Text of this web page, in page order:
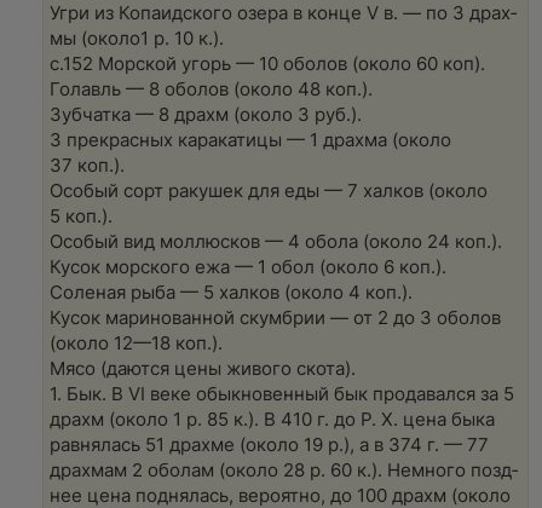
Угри из Копа­ид­ско­го озе­ра в кон­це V в. — по 3 драх­
мы (око­ло1 р. 10 к.).
с.152 Мор­ской угорь — 10 обо­лов (око­ло 60 коп).
Голавль — 8 обо­лов (око­ло 48 коп.).
Зуб­чат­ка — 8 драхм (око­ло 3 руб.).
3 пре­крас­ных кара­ка­ти­цы — 1 драх­ма (око­ло
37 коп.).
Осо­бый сорт раку­шек для еды — 7 хал­ков (око­ло
5 коп.).
Осо­бый вид мол­люс­ков — 4 обо­ла (око­ло 24 коп.).
Кусок мор­ско­го ежа — 1 обол (око­ло 6 коп.).
Соле­ная рыба — 5 хал­ков (око­ло 4 коп.).
Кусок мари­но­ван­ной скум­брии — от 2 до 3 обо­лов
(око­ло 12—18 коп.).
Мясо (дают­ся цены живо­го скота).
1. Бык. В VI веке обык­но­вен­ный бык про­да­вал­ся за 5
драхм (око­ло 1 р. 85 к.). В 410 г. до Р. Х. цена быка
рав­ня­лась 51 драх­ме (око­ло 19 р.), а в 374 г. — 77
драх­мам 2 обо­лам (око­ло 28 р. 60 к.). Немно­го позд­
нее цена под­ня­лась, веро­ят­но, до 100 драхм (око­ло